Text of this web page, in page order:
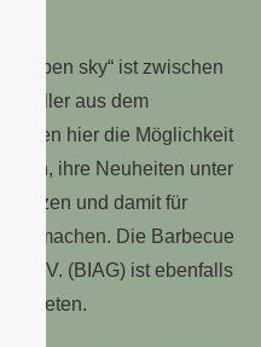
open sky“ ist zwischen
aus dem
haben hier die Möglichkeit
ihre Neuheiten unter
setzen und damit für
zu machen. Die Barbecue
e.V. (BIAG) ist ebenfalls
vertreten.